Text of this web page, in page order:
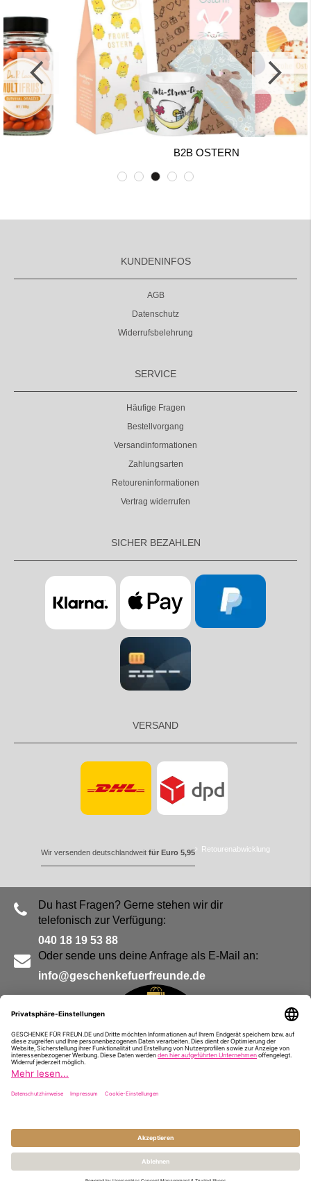
B2B OSTERN
KUNDENINFOS
AGB
Datenschutz
Widerrufsbelehrung
SERVICE
Häufige Fragen
Bestellvorgang
Versandinformationen
Zahlungsarten
Retoureninformationen
Vertrag widerrufen
SICHER BEZAHLEN
VERSAND
Wir versenden deutschlandweit für Euro 5,95 Retourenabwicklung
Du hast Fragen? Gerne stehen wir dir
telefonisch zur Verfügung:
040 18 19 53 88
Oder sende uns deine Anfrage als E-Mail an:
info@geschenkefuerfreunde.de
Impressum